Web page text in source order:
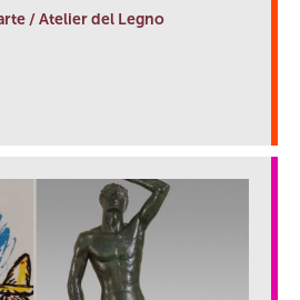
/ Atelier del Legno